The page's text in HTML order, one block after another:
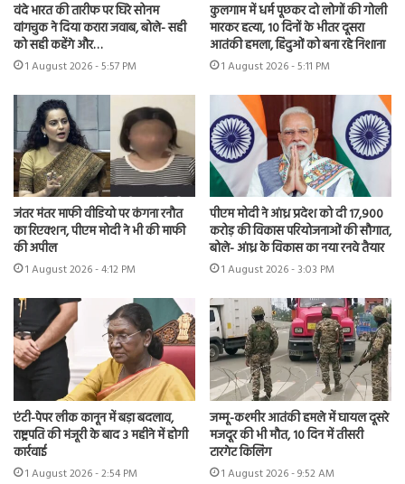
वंदे भारत की तारीफ पर घिरे सोनम
वांगचुक ने दिया करारा जवाब, बोले- सही
को सही कहेंगे और…
1 August 2026 - 5:57 PM
कुलगाम में धर्म पूछकर दो लोगों की गोली
मारकर हत्या, 10 दिनों के भीतर दूसरा
आतंकी हमला, हिंदुओं को बना रहे निशाना
1 August 2026 - 5:11 PM
जंतर मंतर माफी वीडियो पर कंगना रनौत
का रिएक्शन, पीएम मोदी ने भी की माफी
की अपील
1 August 2026 - 4:12 PM
पीएम मोदी ने आंध्र प्रदेश को दी 17,900
करोड़ की विकास परियोजनाओं की सौगात,
बोले- आंध्र के विकास का नया रनवे तैयार
1 August 2026 - 3:03 PM
एंटी-पेपर लीक कानून में बड़ा बदलाव,
राष्ट्रपति की मंजूरी के बाद 3 महीने में होगी
कार्रवाई
1 August 2026 - 2:54 PM
जम्मू-कश्मीर आतंकी हमले में घायल दूसरे
मजदूर की भी मौत, 10 दिन में तीसरी
टारगेट किलिंग
1 August 2026 - 9:52 AM